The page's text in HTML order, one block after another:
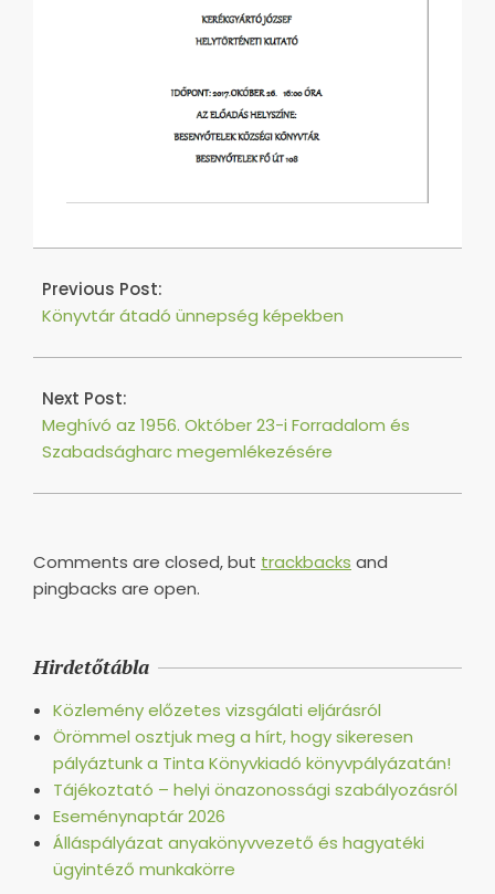
2017-
16
Previous Post:
Könyvtár átadó ünnepség képekben
Next Post:
Meghívó az 1956. Október 23-i Forradalom és
Szabadságharc megemlékezésére
Comments are closed, but trackbacks and
pingbacks are open.
Hirdetőtábla
Közlemény előzetes vizsgálati eljárásról
Örömmel osztjuk meg a hírt, hogy sikeresen
pályáztunk a Tinta Könyvkiadó könyvpályázatán!
Tájékoztató – helyi önazonossági szabályozásról
Eseménynaptár 2026
Álláspályázat anyakönyvvezető és hagyatéki
ügyintéző munkakörre